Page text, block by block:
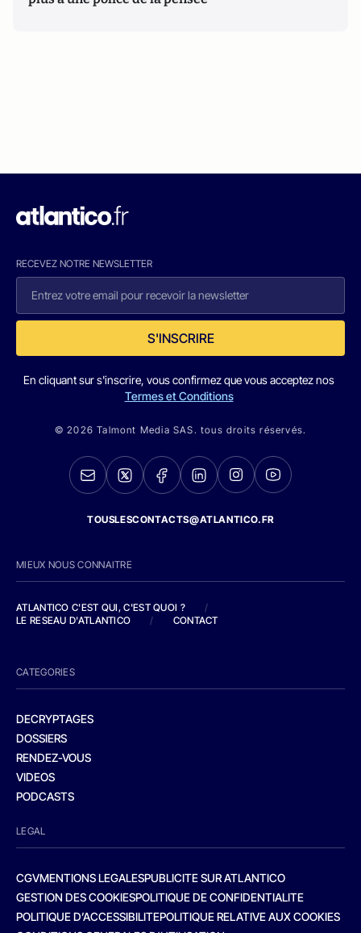
RECEVEZ NOTRE NEWSLETTER
S'INSCRIRE
En cliquant sur s'inscrire, vous confirmez que vous acceptez nos
Termes et Conditions
© 2026 Talmont Media SAS. tous droits réservés.
TOUSLESCONTACTS@ATLANTICO.FR
MIEUX NOUS CONNAITRE
ATLANTICO C'EST QUI, C'EST QUOI ?
/
LE RESEAU D'ATLANTICO
/ CONTACT
CATEGORIES
DECRYPTAGES
DOSSIERS
RENDEZ-VOUS
VIDEOS
PODCASTS
LEGAL
CGVMENTIONS LEGALESPUBLICITE SUR ATLANTICO
GESTION DES COOKIESPOLITIQUE DE CONFIDENTIALITE
POLITIQUE D’ACCESSIBILITEPOLITIQUE RELATIVE AUX COOKIES